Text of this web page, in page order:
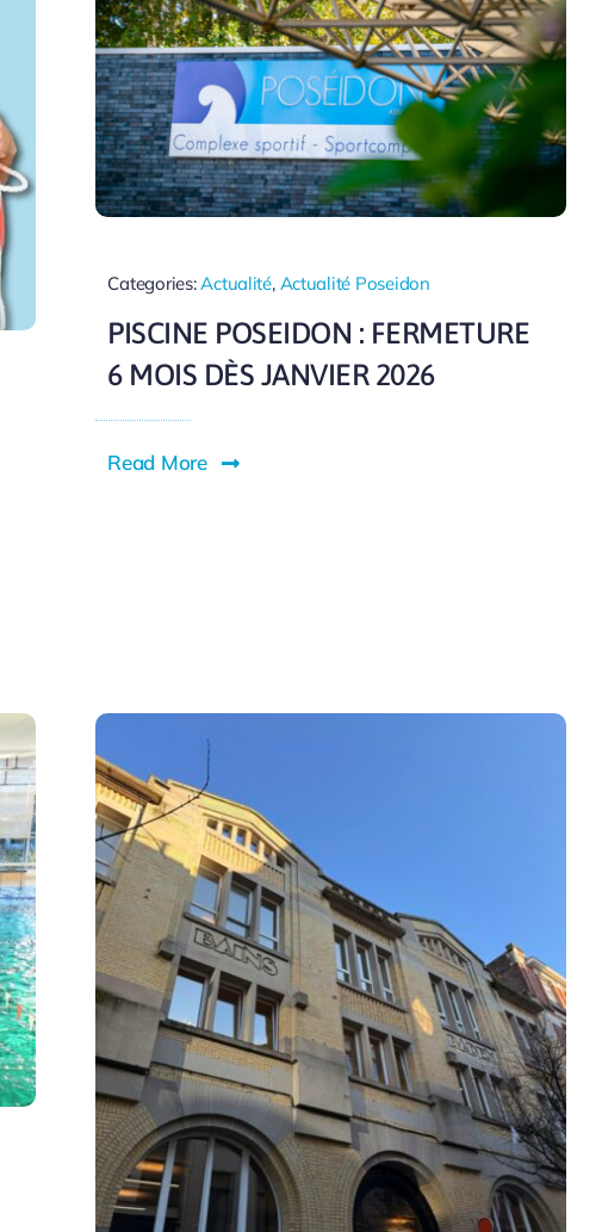
Categories:Actualité, Actualité Poseidon
PISCINE POSEIDON : FERMETURE
6 MOIS DÈS JANVIER 2026
Read More